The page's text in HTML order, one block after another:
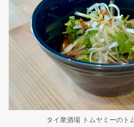
タイ衆酒場 トムヤミーのト